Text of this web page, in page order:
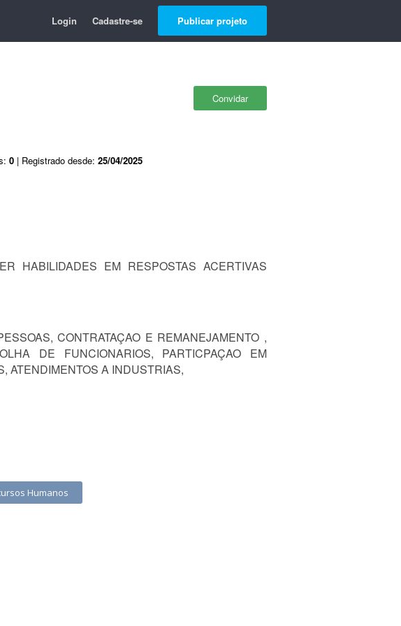
Login Cadastre-se Publicar projeto
Convidar
0 | Registrado desde: 25/04/2025
HABILIDADES EM RESPOSTAS ACERTIVAS
CONTRATAÇAO E REMANEJAMENTO ,
DE FUNCIONARIOS, PARTICPAÇAO EM
ATENDIMENTOS A INDUSTRIAS,
Humanos